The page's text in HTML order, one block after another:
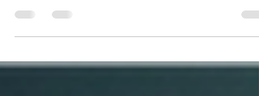
Les couleurs de l'été 2024 : bleu céleste, jaune
mandarine, lavande. Pour des designs
captivants.